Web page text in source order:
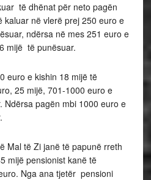
të dhënat për neto pagën
kaluar në vlerë prej 250 euro e
ndërsa në mes 251 euro e
mijë të punësuar.
euro e kishin 18 mijë të
25 mijë, 701-1000 euro e
Ndërsa pagën mbi 1000 euro e
Mal të Zi janë të papunë rreth
mijë pensionist kanë të
Nga ana tjetër pensioni